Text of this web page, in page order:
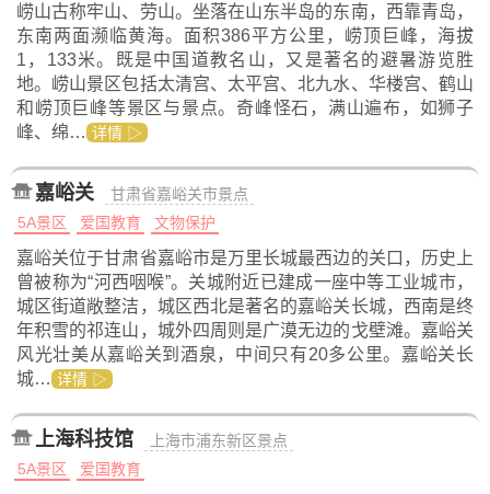
崂山古称牢山、劳山。坐落在山东半岛的东南，西靠青岛，
东南两面濒临黄海。面积386平方公里，崂顶巨峰，海拔
1，133米。既是中国道教名山，又是著名的避暑游览胜
地。崂山景区包括太清宫、太平宫、北九水、华楼宫、鹤山
和崂顶巨峰等景区与景点。奇峰怪石，满山遍布，如狮子
峰、绵… 详情 ▷
嘉峪关
甘肃省嘉峪关市景点
5A景区
爱国教育 文物保护
嘉峪关位于甘肃省嘉峪市是万里长城最西边的关口，历史上
曾被称为“河西咽喉”。关城附近已建成一座中等工业城市，
城区街道敞整洁，城区西北是著名的嘉峪关长城，西南是终
年积雪的祁连山，城外四周则是广漠无边的戈壁滩。嘉峪关
风光壮美从嘉峪关到酒泉，中间只有20多公里。嘉峪关长
城… 详情 ▷
上海科技馆
上海市浦东新区景点
5A景区
爱国教育